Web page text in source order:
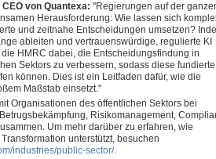
von Quantexa: "Regierungen auf der
Herausforderung: Wie lassen sich
und zeitnahe Entscheidungen umsetzen?
ableiten und vertrauenswürdige, regulierte KI
HMRC dabei, die Entscheidungsfindung in
Sektors zu verbessern, sodass diese
können. Dies ist ein Leitfaden dafür, wie die
Maßstab einsetzt."
Organisationen des öffentlichen Sektors bei
Risikomanagement,
Um mehr darüber zu erfahren, wie
unterstützt, besuchen
industries/public-sector/.